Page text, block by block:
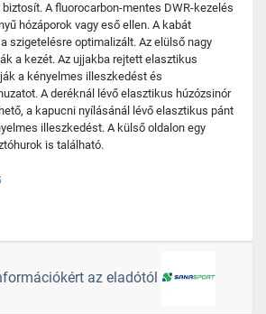
A fluorocarbon-mentes DWR-kezelés
hózáporok vagy eső ellen. A kabát
szigetelésre optimalizált. Az elülső nagy
a kezét. Az ujjakba rejtett elasztikus
a kényelmes illeszkedést és
A deréknál lévő elasztikus húzózsinór
a kapucni nyílásánál lévő elasztikus pánt
illeszkedést. A külső oldalon egy
is található.
az eladótól